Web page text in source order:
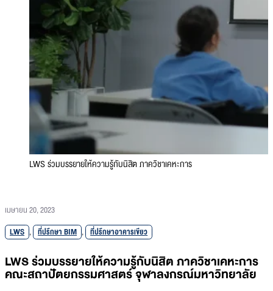
LWS ร่วมบรรยายให้ความรู้กับนิสิต ภาควิชาเคหะการ
เมษายน 20, 2023
LWS , ที่ปรึกษา BIM , ที่ปรึกษาอาคารเขียว
LWS ร่วมบรรยายให้ความรู้กับนิสิต ภาควิชาเคหะการ
คณะสถาปัตยกรรมศาสตร์ จุฬาลงกรณ์มหาวิทยาลัย